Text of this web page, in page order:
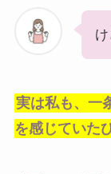
実は私も、一
を感じていた